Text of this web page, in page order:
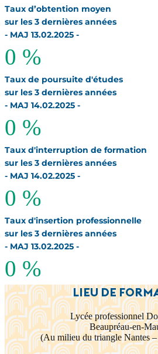
Taux d’obtention moyen
sur les 3 dernières années
- MAJ 13.02.2025 -
0 %
Taux de poursuite d'études
sur les 3 dernières années
- MAJ 14.02.2025 -
0 %
Taux d'interruption de formation
sur les 3 dernières années
- MAJ 14.02.2025 -
0 %
Taux d'insertion professionnelle
sur les 3 dernières années
- MAJ 13.02.2025 -
0 %
LIEU DE
Lycée professionnel
Beaupréau-en-
(Au milieu du triangle Nantes